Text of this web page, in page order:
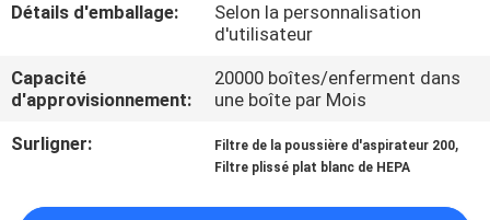
D'USINE
CONTRÔLE
DE
Détails d'emballage:
Selon la personnalisation
d'utilisateur
Capacité
d'approvisionnement:
20000 boîtes/enferment dans
une boîte par Mois
Surligner:
Filtre de la poussière d'aspirateur 200,
Filtre plissé plat blanc de HEPA